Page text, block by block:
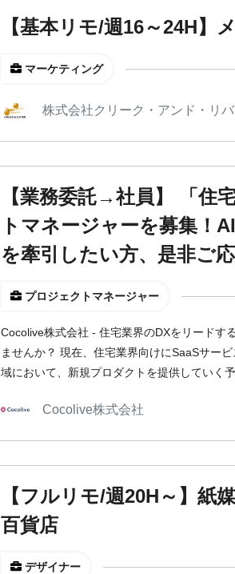
【基本リモ/週16～24H】
マーケティング
株式会社クリーク・アンド・リ
【業務委託→社員】 「住
トマネージャーを募集！
を牽引したい方、是非ご
プロジェクトマネージャー
Cocolive株式会社 - 住宅業界のDXをリードす
ませんか？ 現在、住宅業界向けにSaaSサー
域において、新規プロダクトを提供していく
Cocolive株式会社
【フルリモ/週20H～】紙
百貨店
デザイナー